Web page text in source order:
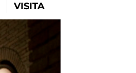
VISITA